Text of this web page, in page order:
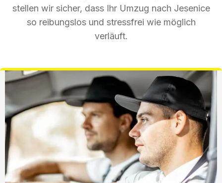
stellen wir sicher, dass Ihr Umzug nach Jesenice
so reibungslos und stressfrei wie möglich
verläuft.